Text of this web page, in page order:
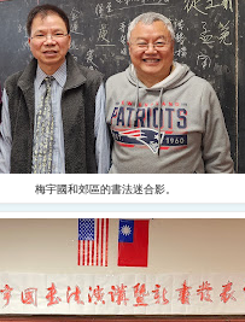
梅宇國和郊區的書法迷合影。